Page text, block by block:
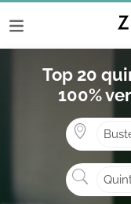
Top 20
100%